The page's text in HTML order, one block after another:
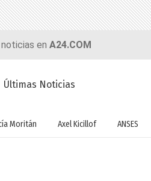
en A24.COM
Últimas Noticias
Moritán Axel Kicillof ANSES